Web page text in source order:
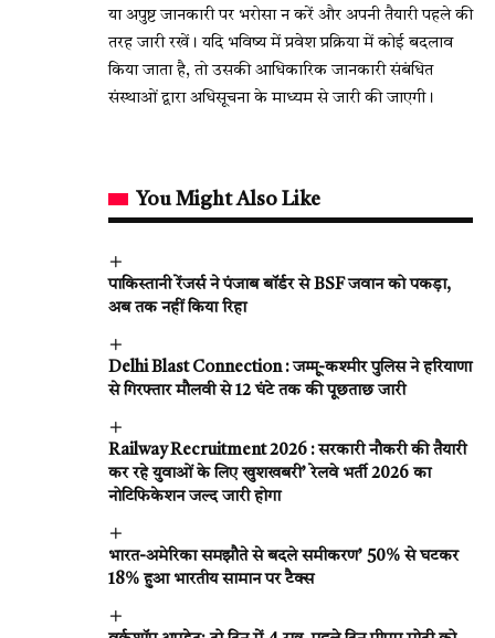
या अपुष्ट जानकारी पर भरोसा न करें और अपनी तैयारी पहले की
तरह जारी रखें। यदि भविष्य में प्रवेश प्रक्रिया में कोई बदलाव
किया जाता है, तो उसकी आधिकारिक जानकारी संबंधित
संस्थाओं द्वारा अधिसूचना के माध्यम से जारी की जाएगी।
You Might Also Like
पाकिस्तानी रेंजर्स ने पंजाब बॉर्डर से BSF जवान को पकड़ा,
अब तक नहीं किया रिहा
Delhi Blast Connection : जम्मू-कश्मीर पुलिस ने हरियाणा
से गिरफ्तार मौलवी से 12 घंटे तक की पूछताछ जारी
Railway Recruitment 2026 : सरकारी नौकरी की तैयारी
कर रहे युवाओं के लिए खुशखबरी’ रेलवे भर्ती 2026 का
नोटिफिकेशन जल्द जारी होगा
भारत-अमेरिका समझौते से बदले समीकरण’ 50% से घटकर
18% हुआ भारतीय सामान पर टैक्स